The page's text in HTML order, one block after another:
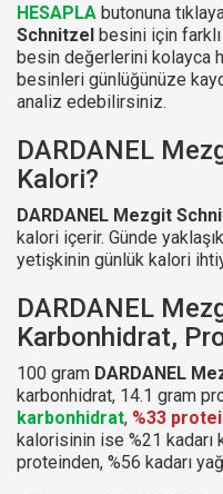
HESAPLA butonuna
Schnitzel besini için
besin değerlerini kolayca
besinleri günlüğünüze
analiz edebilirsiniz.
DARDANEL
Kalori?
DARDANEL Mezgit
kalori içerir. Günde
yetişkinin günlük kalori
DARDANEL
Karbonhidrat,
100 gram DARDANEL
karbonhidrat, 14.1 gram
karbonhidrat, %33
kalorisinin ise %21 kadarı
proteinden, %56 kadarı